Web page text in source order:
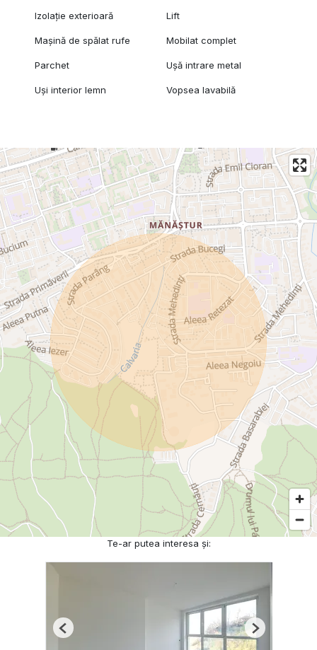
Izolație exterioară Lift
Mașină de spălat rufe Mobilat complet
Parchet Ușă intrare metal
Uși interior lemn Vopsea lavabilă
Te-ar putea interesa și:
Previous Next